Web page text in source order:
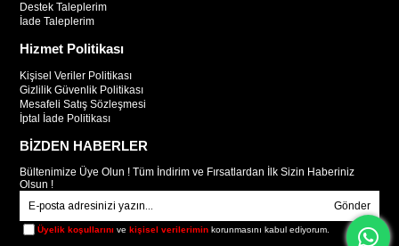
Destek Taleplerim
İade Taleplerim
Hizmet Politikası
Kişisel Veriler Politikası
Gizlilik Güvenlik Politikası
Mesafeli Satış Sözleşmesi
İptal İade Politikası
BİZDEN HABERLER
Bültenimize Üye Olun ! Tüm İndirim ve Fırsatlardan İlk Sizin Haberiniz
Olsun !
Gönder
Üyelik koşullarını vekişisel verilerimin korunmasını kabul ediyorum.